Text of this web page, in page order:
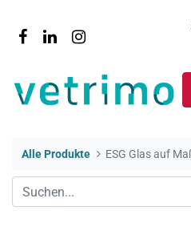
Alle Produkte ESG Glas auf